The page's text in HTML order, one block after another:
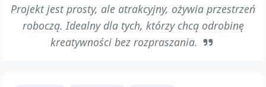
Projekt jest prosty, ale atrakcyjny, ożywia przestrzeń
roboczą. Idealny dla tych, którzy chcą odrobinę
kreatywności bez rozpraszania.